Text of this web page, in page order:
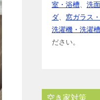
室・浴槽
洗
ダ
窓ガラス
洗濯機・洗濯槽
ださい。
空き家対策